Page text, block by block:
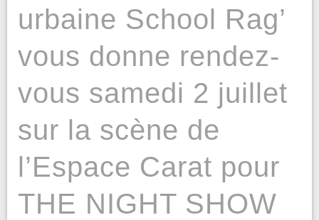
urbaine School Rag’
vous donne rendez-
vous samedi 2 juillet
sur la scène de
l’Espace Carat pour
THE NIGHT SHOW